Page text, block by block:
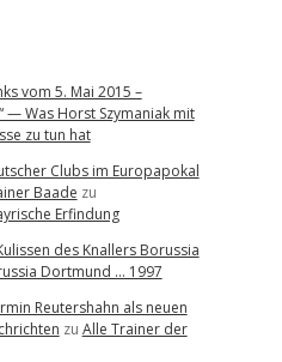
vom 5. Mai 2015 –
— Was Horst Szymaniak mit
zu tun hat
Clubs im Europapokal
Baade zu
Erfindung
des Knallers Borussia
Dortmund … 1997
Reutershahn als neuen
zu Alle Trainer der